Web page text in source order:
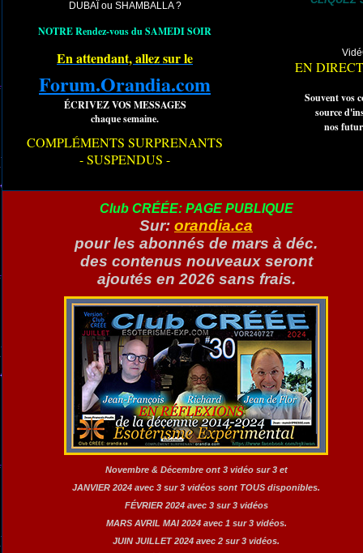
DUBAÏ ou SHAMBALLA ?
NOTRE Rendez-vous du SAMEDI SOIR
En attendant, allez sur le
Forum.Orandia.com
ÉCRIVEZ VOS MESSAGES
chaque semaine.
COMPLÉMENTS SURPRENANTS
- SUSPENDUS -
EN
Souvent vos
source
nos
Club CRÉÉE: PAGE PUBLIQUE
Sur: orandia.ca
pour les abonnés de mars à déc.
des contenus nouveaux seront
ajoutés en 2026 sans frais.
Novembre & Décembre ont 3 vidéo sur 3 et
JANVIER 2024 avec 3 sur 3 vidéos sont TOUS disponibles.
FÉVRIER 2024 avec 3 sur 3 vidéos
MARS AVRIL MAI 2024 avec 1 sur 3 vidéos.
JUIN JUILLET 2024 avec 2 sur 3 vidéos.